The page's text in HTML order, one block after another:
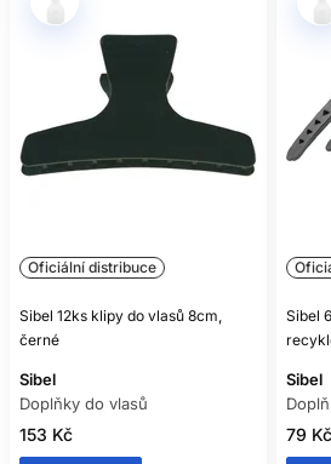
Pouze pokud jsou vhodné pro
službu a lze je
Oficiální distribuce
Sibel 12ks klipy do vlasů 8cm,
černé
Sibel
Doplňky do vlasů
153 Kč
Sibel
Sibel
79 Kč